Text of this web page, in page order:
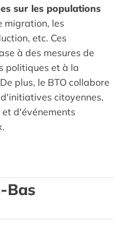
sur les populations
migration, les
etc. Ces
à des mesures de
politiques et à la
plus, le BTO collabore
citoyennes,
d'événements
Bas